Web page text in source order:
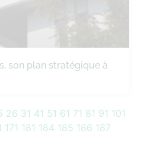
son plan stratégique à
26 31 41 51 61 71 81 91 101
171 181 184 185 186 187